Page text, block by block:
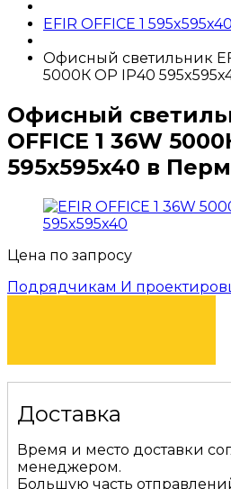
EFIR OFFICE 1 595x595x40
Офисный светильник
5000К OP IP40
Офисный
OFFICE 1 36W
595x595x40 в
Цена по запросу
Подрядчикам И
Доставка
Время и место доставки
менеджером.
Большую часть